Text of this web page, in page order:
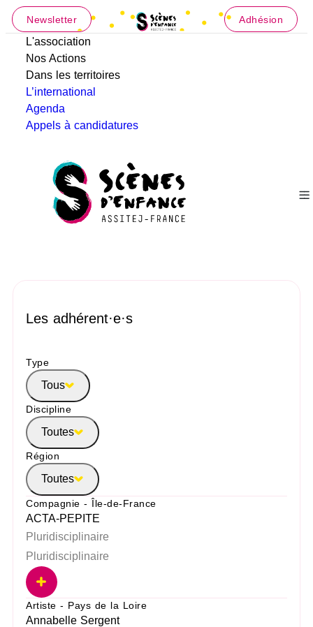
Newsletter Adhésion
L'association
Nos Actions
Dans les territoires
L’international
Agenda
Appels à candidatures
Les adhérent·e·s
Type
Tous
Discipline
Toutes
Région
Toutes
Compagnie - Île-de-France
ACTA-PEPITE
Pluridisciplinaire
Pluridisciplinaire
Artiste - Pays de la Loire
Annabelle Sergent